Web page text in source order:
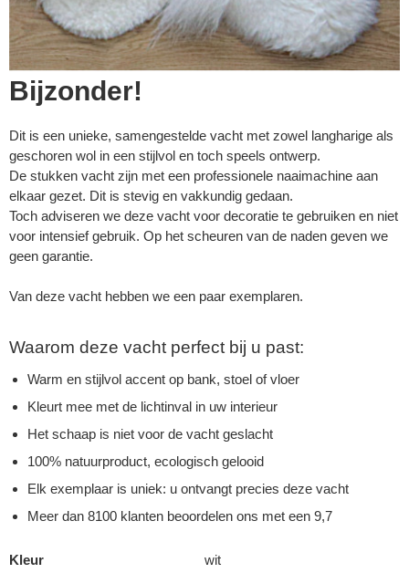
Bijzonder!
Dit is een unieke, samengestelde vacht met zowel langharige als
geschoren wol in een stijlvol en toch speels ontwerp.
De stukken vacht zijn met een professionele naaimachine aan
elkaar gezet. Dit is stevig en vakkundig gedaan.
Toch adviseren we deze vacht voor decoratie te gebruiken en niet
voor intensief gebruik. Op het scheuren van de naden geven we
geen garantie.
Van deze vacht hebben we een paar exemplaren.
Waarom deze vacht perfect bij u past:
Warm en stijlvol accent op bank, stoel of vloer
Kleurt mee met de lichtinval in uw interieur
Het schaap is niet voor de vacht geslacht
100% natuurproduct, ecologisch gelooid
Elk exemplaar is uniek: u ontvangt precies deze vacht
Meer dan 8100 klanten beoordelen ons met een 9,7
Kleur
wit